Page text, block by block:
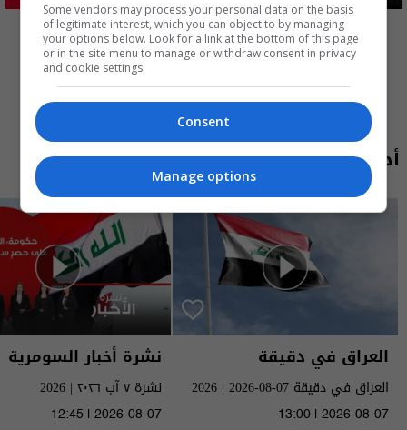
المزيد
أحدث الحلقات
العراق في دقيقة
العراق في دقيقة 07-08-2026 | 2026
13:00 | 2026-08-07
نشرة أخبار السومرية
نشرة ٧ آب ٢٠٢٦ | 2026
12:45 | 2026-08-07
Some vendors may process your personal data on the basis
of legitimate interest, which you can object to by managing
your options below. Look for a link at the bottom of this page
or in the site menu to manage or withdraw consent in privacy
and cookie settings.
Consent
Manage options